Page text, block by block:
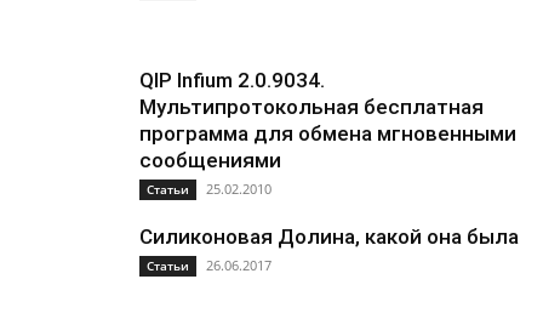
QIP Infium 2.0.9034.
Мультипротокольная бесплатная
программа для обмена мгновенными
сообщениями
Статьи 25.02.2010
Силиконовая Долина, какой она была
Статьи 26.06.2017